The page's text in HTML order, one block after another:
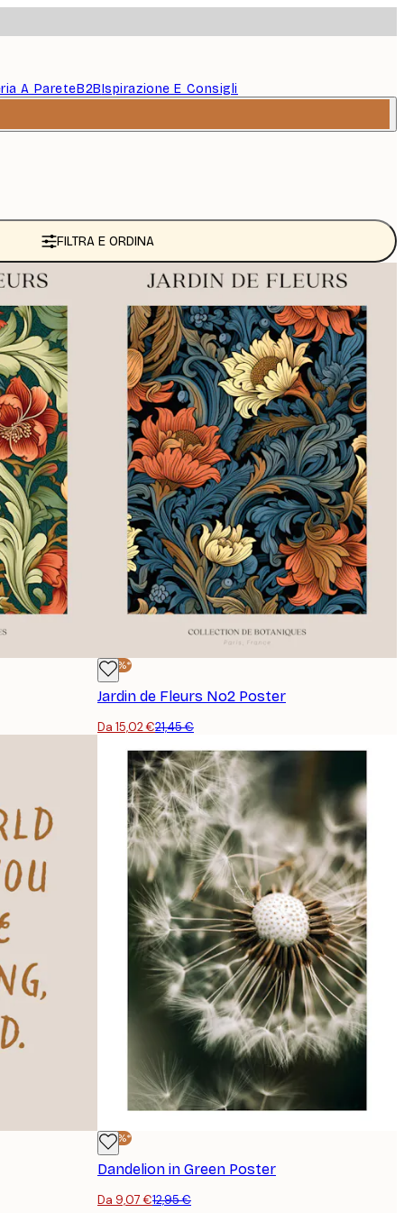
A PareteB2BIspirazione E Consigli
FILTRA E ORDINA
-30%*
Jardin de Fleurs No2 Poster
Da 15,02 €21,45 €
-30%*
Dandelion in Green Poster
Da 9,07 €12,95 €